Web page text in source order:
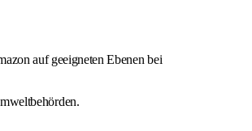
auf geeigneten Ebenen bei